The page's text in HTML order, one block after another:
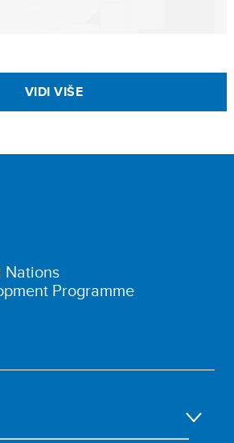
VIDI VIŠE
Nations
Programme